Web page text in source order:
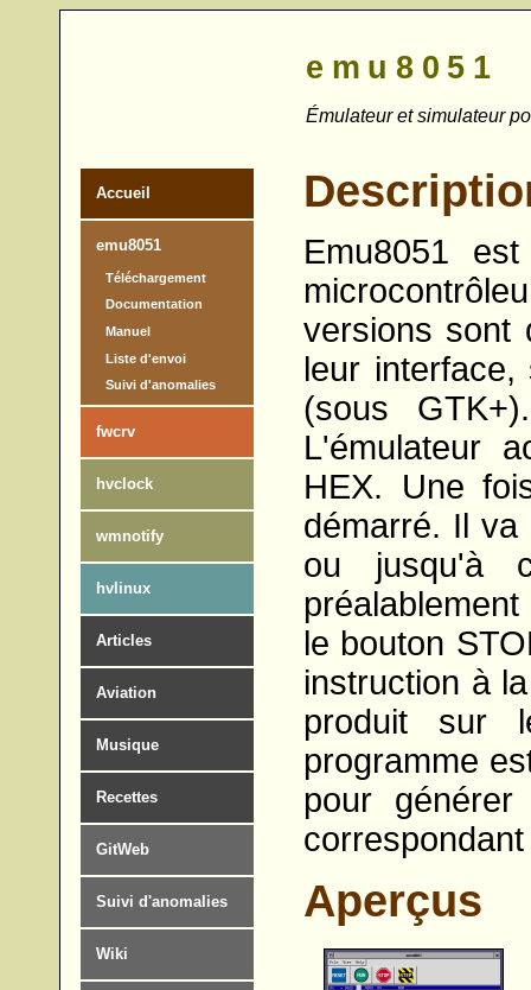
emu8051
Émulateur et simulateur
Accueil
emu8051
Téléchargement
Documentation
Manuel
Liste d'envoi
Suivi d'anomalies
fwcrv
hvclock
wmnotify
hvlinux
Articles
Aviation
Musique
Recettes
GitWeb
Suivi d'anomalies
Wiki
Emu8051
versions sont
leur
(sous
L'émulateur
HEX. Une
démarré. Il
ou jusqu'à
le bouton
instruction à
produit sur
programme
pour générer
Aperçus